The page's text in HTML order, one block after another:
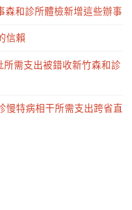
和診所體檢新增這些辦事
信賴
需支出被錯收新竹森和診
慢特病相干所需支出跨省直